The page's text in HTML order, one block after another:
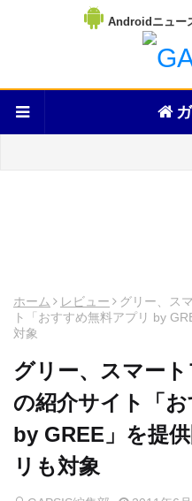
Androidニュー
ホーム レビュー
グリー、ス
ト「おすすめ無料アプリ by
対象
グリー、スマー
の紹介サイト「
by GREE」を提
リも対象